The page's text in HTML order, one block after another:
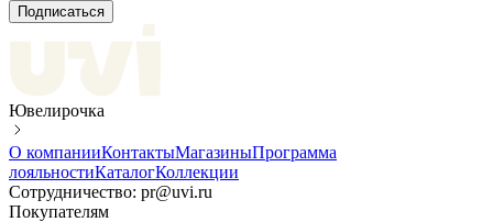
Подписаться
Ювелирочка
О компанииКонтактыМагазиныПрограмма
лояльностиКаталогКоллекции
Сотрудничество: pr@uvi.ru
Покупателям